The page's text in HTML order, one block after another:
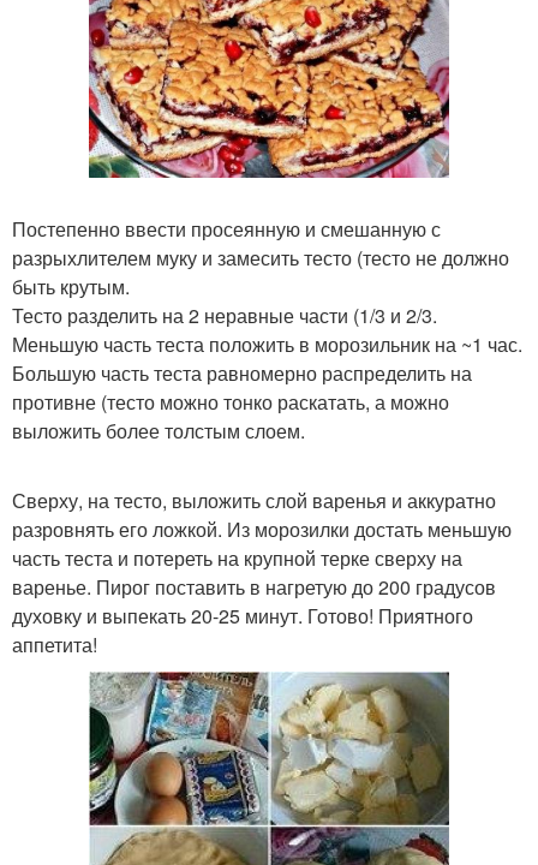
Постепенно ввести просеянную и смешанную с
разрыхлителем муку и замесить тесто (тесто не должно
быть крутым.
Тесто разделить на 2 неравные части (1/3 и 2/3.
Меньшую часть теста положить в морозильник на ~1 час.
Большую часть теста равномерно распределить на
противне (тесто можно тонко раскатать, а можно
выложить более толстым слоем.
Сверху, на тесто, выложить слой варенья и аккуратно
разровнять его ложкой. Из морозилки достать меньшую
часть теста и потереть на крупной терке сверху на
варенье. Пирог поставить в нагретую до 200 градусов
духовку и выпекать 20-25 минут. Готово! Приятного
аппетита!